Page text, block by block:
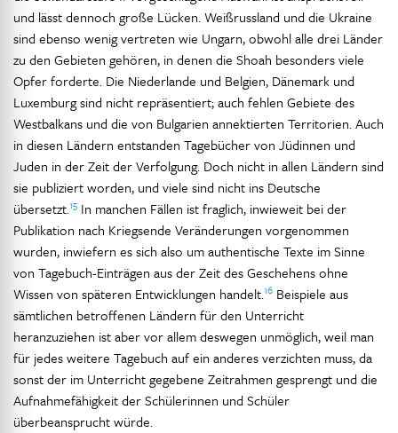
und lässt dennoch große Lücken. Weißrussland und die Ukraine
sind ebenso wenig vertreten wie Ungarn, obwohl alle drei Länder
zu den Gebieten gehören, in denen die Shoah besonders viele
Opfer forderte. Die Niederlande und Belgien, Dänemark und
Luxemburg sind nicht repräsentiert; auch fehlen Gebiete des
Westbalkans und die von Bulgarien annektierten Territorien. Auch
in diesen Ländern entstanden Tagebücher von Jüdinnen und
Juden in der Zeit der Verfolgung. Doch nicht in allen Ländern sind
sie publiziert worden, und viele sind nicht ins Deutsche
übersetzt.15 In manchen Fällen ist fraglich, inwieweit bei der
Publikation nach Kriegsende Veränderungen vorgenommen
wurden, inwiefern es sich also um authentische Texte im Sinne
von Tagebuch-Einträgen aus der Zeit des Geschehens ohne
Wissen von späteren Entwicklungen handelt.16 Beispiele aus
sämtlichen betroffenen Ländern für den Unterricht
heranzuziehen ist aber vor allem deswegen unmöglich, weil man
für jedes weitere Tagebuch auf ein anderes verzichten muss, da
sonst der im Unterricht gegebene Zeitrahmen gesprengt und die
Aufnahmefähigkeit der Schülerinnen und Schüler
überbeansprucht würde.